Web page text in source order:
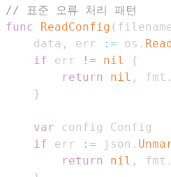
// 표준 오류 처리 패턴
func
ReadConfig (
    data
, err := os .
if err != nil
{
return
nil , fmt .
}
var
if err := json .
return
nil , fmt .